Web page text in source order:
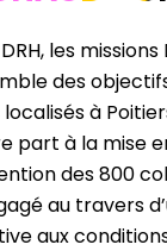
les
des
à
part à la mise
des 800
au travers
aux